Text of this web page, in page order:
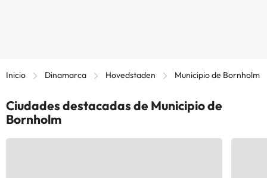
Inicio Dinamarca Hovedstaden Municipio de Bornholm
Ciudades destacadas de Municipio de
Bornholm